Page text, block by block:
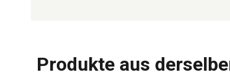
Produkte aus